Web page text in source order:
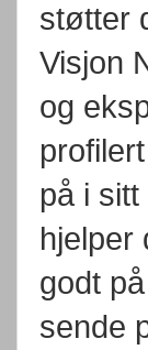
støtter
Visjon
og
på i
hjelper
godt
sende